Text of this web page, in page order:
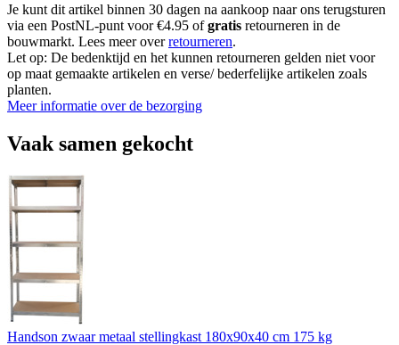
Je kunt dit artikel binnen 30 dagen na aankoop naar ons terugsturen
via een PostNL-punt voor €4.95 ofgratis retourneren in de
bouwmarkt. Lees meer overretourneren.
Let op: De bedenktijd en het kunnen retourneren gelden niet voor
op maat gemaakte artikelen en verse/ bederfelijke artikelen zoals
planten.
Meer informatie over de bezorging
Vaak samen gekocht
Handson zwaar metaal stellingkast 180x90x40 cm 175 kg